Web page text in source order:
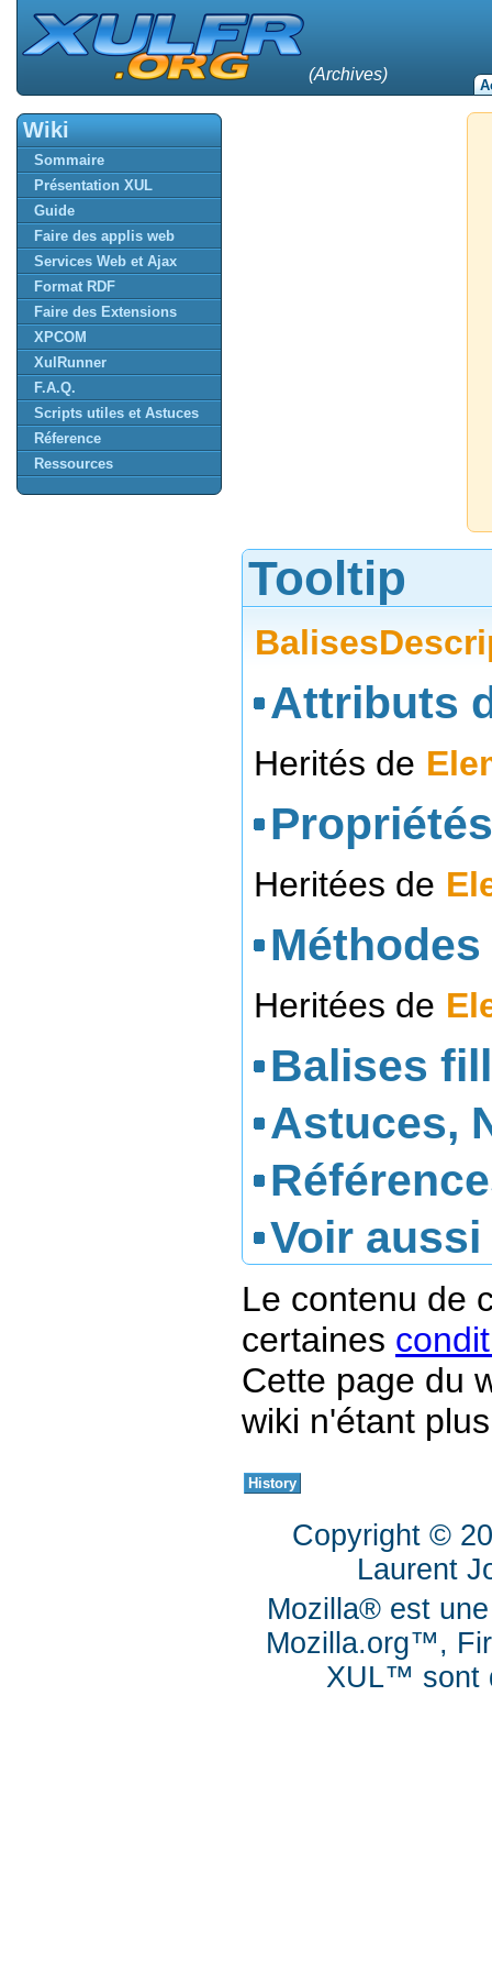
(Archives)
Tooltip
Attributs
Herités de
Heritées de
Heritées de
Balises
Astuces,
Voir aussi
Le contenu de
certaines
Cette page du
wiki n'étant
Wiki
Sommaire
Présentation XUL
Guide
Faire des applis web
Services Web et Ajax
Format RDF
Faire des Extensions
XPCOM
XulRunner
F.A.Q.
Scripts utiles et Astuces
Réference
Ressources
Copyright ©
Laurent
Mozilla® est
Mozilla.org™,
XUL™ sont